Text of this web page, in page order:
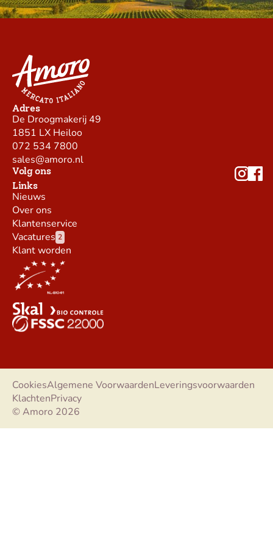
Adres
De Droogmakerij 49
1851 LX Heiloo
072 534 7800
sales@amoro.nl
Volg ons
Links
Nieuws
Over ons
Klantenservice
Vacatures 2
Klant worden
© Amoro 2026
CookiesAlgemene VoorwaardenLeveringsvoorwaarden
KlachtenPrivacy